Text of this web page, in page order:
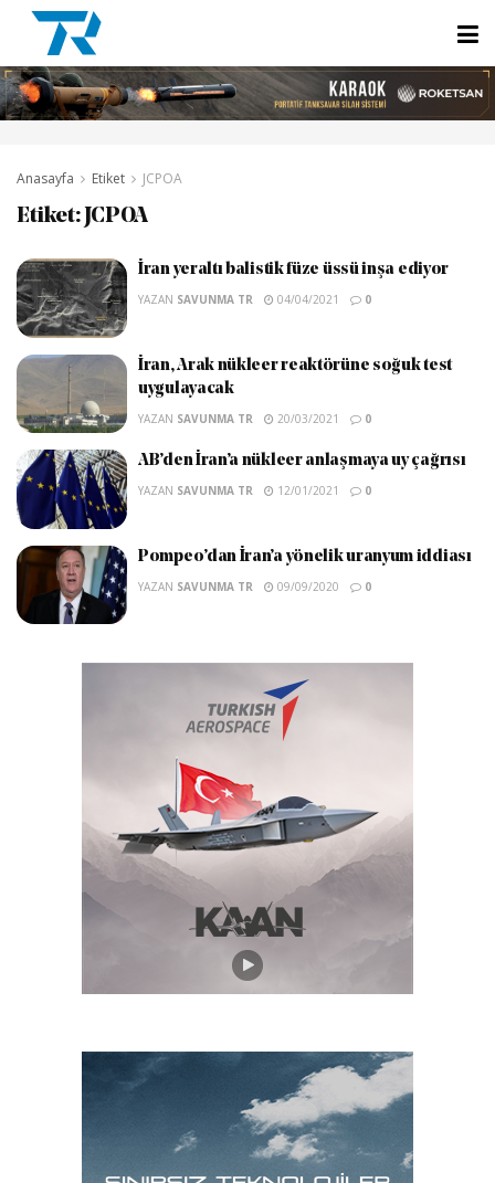
Anasayfa Etiket JCPOA
Etiket: JCPOA
İran yeraltı balistik füze üssü inşa ediyor
YAZAN SAVUNMA TR 04/04/2021 0
İran, Arak nükleer reaktörüne soğuk test
uygulayacak
YAZAN SAVUNMA TR 20/03/2021 0
AB’den İran’a nükleer anlaşmaya uy çağrısı
YAZAN SAVUNMA TR 12/01/2021 0
Pompeo’dan İran’a yönelik uranyum iddiası
YAZAN SAVUNMA TR 09/09/2020 0